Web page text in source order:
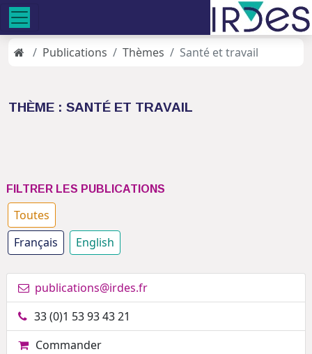
Publications Thèmes Santé et travail
THÈME : SANTÉ ET TRAVAIL
FILTRER LES PUBLICATIONS
Toutes
Français
English
publications@irdes.fr
33 (0)1 53 93 43 21
Commander